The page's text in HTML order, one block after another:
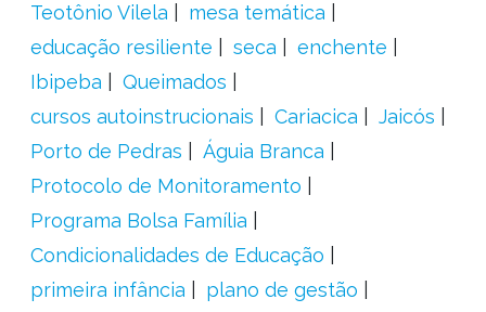
Teotônio Vilela
mesa temática
educação resiliente
seca
enchente
Ibipeba
Queimados
cursos autoinstrucionais
Cariacica
Jaicós
Porto de Pedras
Águia Branca
Protocolo de Monitoramento
Programa Bolsa Família
Condicionalidades de Educação
primeira infância
plano de gestão